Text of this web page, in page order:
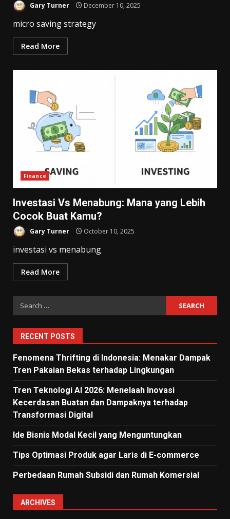
Gary Turner December 10, 2025
micro saving strategy
Read More
Finance
Investasi Vs Menabung: Mana yang Lebih
Cocok Buat Kamu?
Gary Turner October 10, 2025
investasi vs menabung
Read More
Search
for:
RECENT POSTS
Fenomena Thrifting di Indonesia: Menakar Dampak
Tren Pakaian Bekas terhadap Lingkungan
Tren Teknologi AI 2026: Menelaah Inovasi
Kecerdasan Buatan dan Dampaknya terhadap
Transformasi Digital
Ide Bisnis Modal Kecil yang Menguntungkan
Tips Optimasi Produk agar Laris di E-commerce
Perbedaan Rumah Subsidi dan Rumah Komersial
ARCHIVES